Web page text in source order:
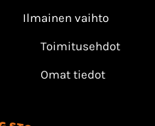
Ilmainen vaihto
Toimitusehdot
Omat tiedot